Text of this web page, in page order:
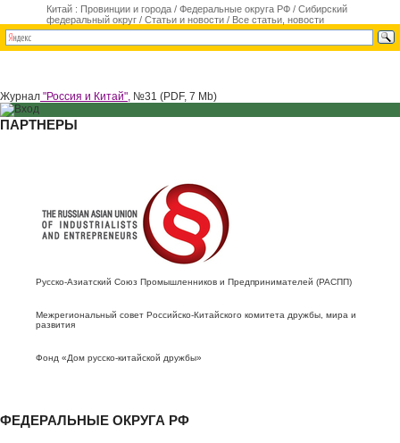
Китай : Провинции и города / Федеральные округа РФ / Сибирский
федеральный округ / Статьи и новости / Все статьи, новости
Журнал "Россия и Китай", №31 (PDF, 7 Mb)
ПАРТНЕРЫ
Русско-Азиатский Союз Промышленников и Предпринимателей (РАСПП)
Межрегиональный совет Российско-Китайского комитета дружбы, мира и
развития
Фонд «Дом русско-китайской дружбы»
ФЕДЕРАЛЬНЫЕ ОКРУГА РФ